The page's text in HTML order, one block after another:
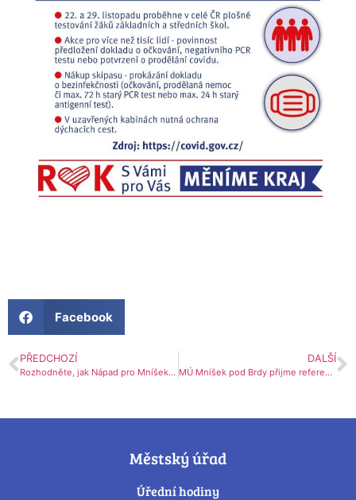
Facebook
PŘEDCHOZÍ
Rozhodněte, jak Nápad pro Mníšek promění vaše okolí
DALŠÍ
MÚ Mníšek pod Brdy přijme referenta/referentku odboru Stavební úřad
Městský úřad
Úřední hodiny